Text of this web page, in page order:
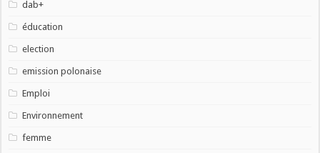
dab+
éducation
election
emission polonaise
Emploi
Environnement
femme